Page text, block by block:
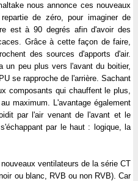
nous annonce ces nouveaux
de zéro, pour imaginer de
est à 90 degrés afin d'avoir des
Grâce à cette façon de faire,
des sources d'apports d'air.
un peu plus vers l'avant du boitier,
se rapproche de l'arrière. Sachant
composants qui chauffent le plus,
maximum. L'avantage également
par l'air venant de l'avant et le
par le haut : logique, la
ventilateurs de la série CT
ou blanc, RVB ou non RVB). Car